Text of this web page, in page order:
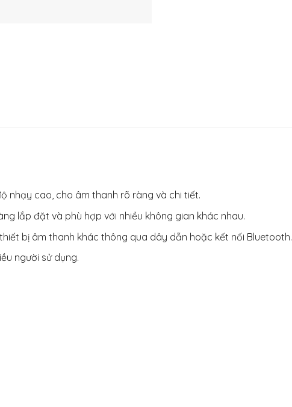
nhạy cao, cho âm thanh rõ ràng và chi tiết.
lắp đặt và phù hợp với nhiều không gian khác nhau.
bị âm thanh khác thông qua dây dẫn hoặc kết nối Bluetooth.
người sử dụng.